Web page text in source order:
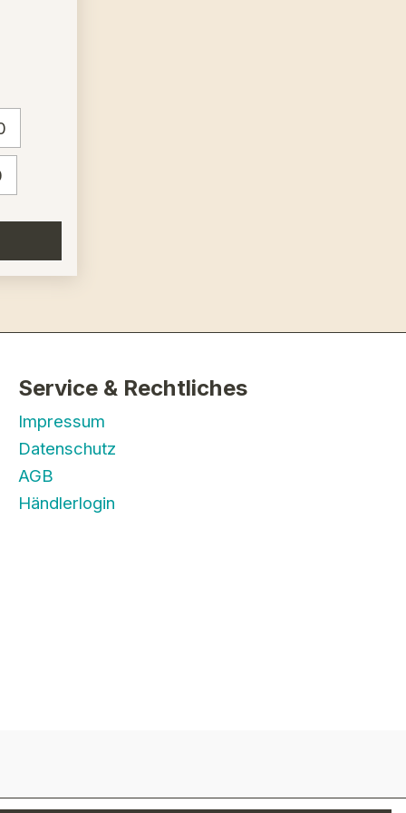
Service & Rechtliches
Impressum
Datenschutz
AGB
Händlerlogin